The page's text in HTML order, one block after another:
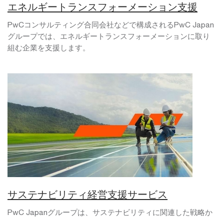
エネルギートランスフォーメーション支援
PwCコンサルティング合同会社などで構成されるPwC Japan
グループでは、エネルギートランスフォーメーションに取り
組む企業を支援します。
サステナビリティ経営支援サービス
PwC Japanグループは、サステナビリティに関連した戦略か